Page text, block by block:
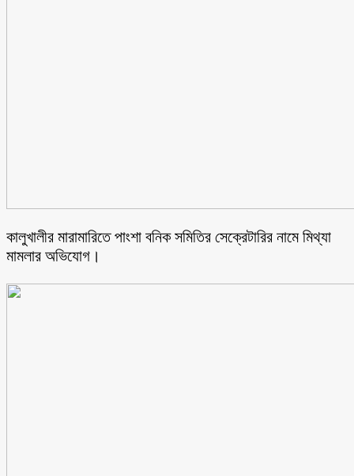
কালুখালীর মারামারিতে পাংশা বনিক সমিতির সেক্রেটারির নামে মিথ্যা
মামলার অভিযোগ।